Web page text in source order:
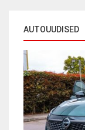
AUTOUUDISED